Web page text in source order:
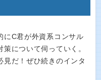
にC君が外資系コンサル
について伺っていく。
見だ！ぜひ続きのインタ